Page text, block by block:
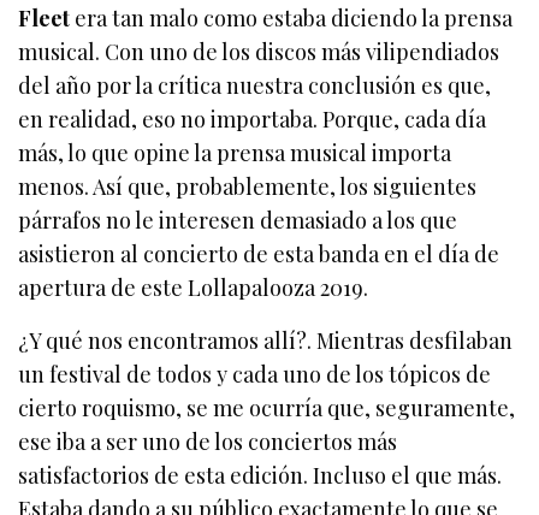
Fleet era tan malo como estaba diciendo la prensa
musical. Con uno de los discos más vilipendiados
del año por la crítica nuestra conclusión es que,
en realidad, eso no importaba. Porque, cada día
más, lo que opine la prensa musical importa
menos. Así que, probablemente, los siguientes
párrafos no le interesen demasiado a los que
asistieron al concierto de esta banda en el día de
apertura de este Lollapalooza 2019.
¿Y qué nos encontramos allí?. Mientras desfilaban
un festival de todos y cada uno de los tópicos de
cierto roquismo, se me ocurría que, seguramente,
ese iba a ser uno de los conciertos más
satisfactorios de esta edición. Incluso el que más.
Estaba dando a su público exactamente lo que se